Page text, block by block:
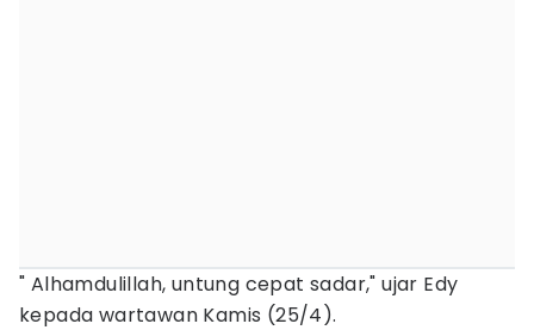
" Alhamdulillah, untung cepat sadar," ujar Edy
kepada wartawan Kamis (25/4).